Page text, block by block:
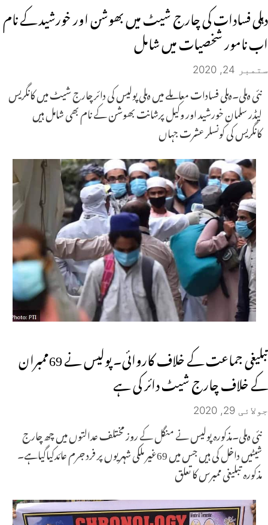
دہلی فسادات کی چارج شیٹ میں بھوشن اور خورشید کے نام
اب نامور شخصیات میں شامل
ستمبر 24, 2020
نئی دہلی۔دہلی فسادات معاملے میں دہلی پولیس کی دائر چارج شیٹ میں کانگریس
لیڈر سلمان خورشید اور وکیل پرشانت بھوشن کے نام بھی شامل ہیں
کانگریس کی کونسلر عشرت جہاں
تبلیغی جماعت کے خلاف کاروائی۔ پولیس نے 69ممبران
کے خلاف چارج شیٹ دائر کی ہے
جولائی 29, 2020
نئی دہلی۔مذکورہ پولیس نے منگل کے روز مختلف عدالتوں میں چھ چارج
شیٹیں داخل کی ہیں جس میں 69غیر ملکی شہریوں پر فرد جرم عائدکیاگیاہے۔
مذکورہ تبلیغی ممبرس کا تعلق